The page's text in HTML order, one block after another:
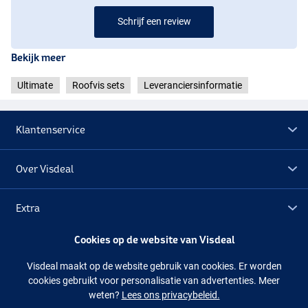
Schrijf een review
Bekijk meer
Ultimate Roofvis sets Leveranciersinformatie
Klantenservice
Over Visdeal
Extra
Facebook Instagram
Cookies op de website van Visdeal
Visdeal maakt op de website gebruik van cookies. Er worden
cookies gebruikt voor personalisatie van advertenties. Meer
weten? Lees ons privacybeleid.